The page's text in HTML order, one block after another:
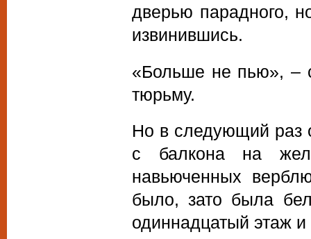
дверью парадного,
извинившись.
«Больше не пью», –
тюрьму.
Но в следующий раз
с балкона на
навьюченных
было, зато была
одиннадцатый этаж